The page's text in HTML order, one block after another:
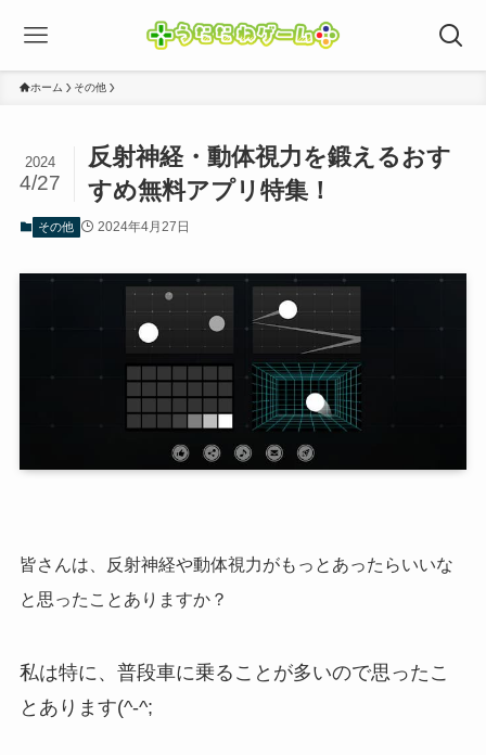
ホーム その他
反射神経・動体視力を鍛えるおす
すめ無料アプリ特集！
2024
4/27
その他 2024年4月27日
皆さんは、反射神経や動体視力がもっとあったらいいな
と思ったことありますか？
私は特に、普段車に乗ることが多いので思ったこ
とあります(^-^;